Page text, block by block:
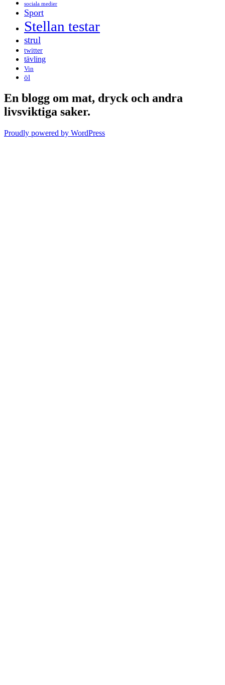
sociala medier
Sport
Stellan testar
strul
twitter
tävling
Vin
öl
En blogg om mat, dryck och andra
livsviktiga saker.
Proudly powered by WordPress